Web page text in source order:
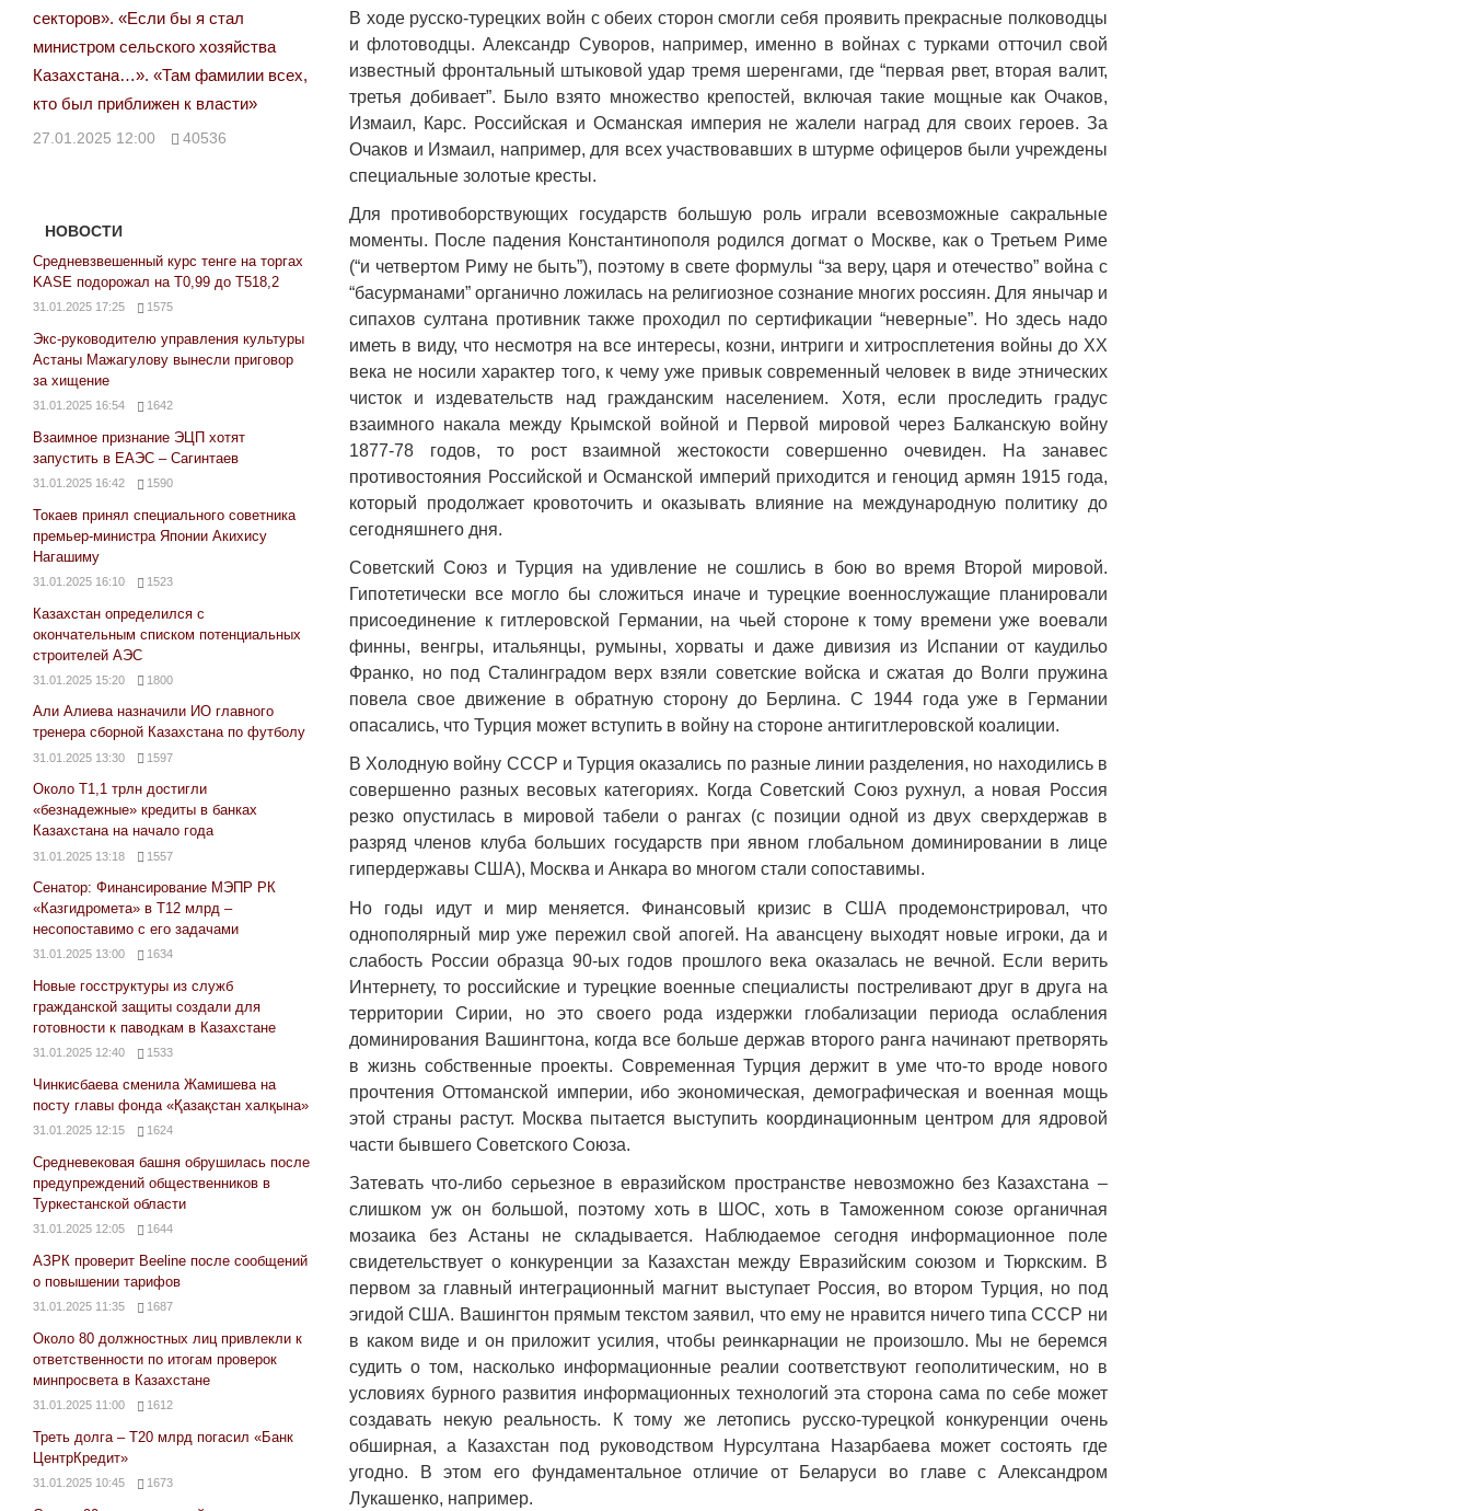
В ходе русско-турецких войн с обеих сторон смогли себя проявить прекрасные полководцы
и флотоводцы. Александр Суворов, например, именно в войнах с турками отточил свой
известный фронтальный штыковой удар тремя шеренгами, где “первая рвет, вторая валит,
третья добивает”. Было взято множество крепостей, включая такие мощные как Очаков,
Измаил, Карс. Российская и Османская империя не жалели наград для своих героев. За
Очаков и Измаил, например, для всех участвовавших в штурме офицеров были учреждены
специальные золотые кресты.
Для противоборствующих государств большую роль играли всевозможные сакральные
моменты. После падения Константинополя родился догмат о Москве, как о Третьем Риме
(“и четвертом Риму не быть”), поэтому в свете формулы “за веру, царя и отечество” война с
“басурманами” органично ложилась на религиозное сознание многих россиян. Для янычар и
сипахов султана противник также проходил по сертификации “неверные”. Но здесь надо
иметь в виду, что несмотря на все интересы, козни, интриги и хитросплетения войны до XX
века не носили характер того, к чему уже привык современный человек в виде этнических
чисток и издевательств над гражданским населением. Хотя, если проследить градус
взаимного накала между Крымской войной и Первой мировой через Балканскую войну
1877-78 годов, то рост взаимной жестокости совершенно очевиден. На занавес
противостояния Российской и Османской империй приходится и геноцид армян 1915 года,
который продолжает кровоточить и оказывать влияние на международную политику до
сегодняшнего дня.
Советский Союз и Турция на удивление не сошлись в бою во время Второй мировой.
Гипотетически все могло бы сложиться иначе и турецкие военнослужащие планировали
присоединение к гитлеровской Германии, на чьей стороне к тому времени уже воевали
финны, венгры, итальянцы, румыны, хорваты и даже дивизия из Испании от каудильо
Франко, но под Сталинградом верх взяли советские войска и сжатая до Волги пружина
повела свое движение в обратную сторону до Берлина. С 1944 года уже в Германии
опасались, что Турция может вступить в войну на стороне антигитлеровской коалиции.
В Холодную войну СССР и Турция оказались по разные линии разделения, но находились в
совершенно разных весовых категориях. Когда Советский Союз рухнул, а новая Россия
резко опустилась в мировой табели о рангах (с позиции одной из двух сверхдержав в
разряд членов клуба больших государств при явном глобальном доминировании в лице
гипердержавы США), Москва и Анкара во многом стали сопоставимы.
Но годы идут и мир меняется. Финансовый кризис в США продемонстрировал, что
однополярный мир уже пережил свой апогей. На авансцену выходят новые игроки, да и
слабость России образца 90-ых годов прошлого века оказалась не вечной. Если верить
Интернету, то российские и турецкие военные специалисты постреливают друг в друга на
территории Сирии, но это своего рода издержки глобализации периода ослабления
доминирования Вашингтона, когда все больше держав второго ранга начинают претворять
в жизнь собственные проекты. Современная Турция держит в уме что-то вроде нового
прочтения Оттоманской империи, ибо экономическая, демографическая и военная мощь
этой страны растут. Москва пытается выступить координационным центром для ядровой
части бывшего Советского Союза.
Затевать что-либо серьезное в евразийском пространстве невозможно без Казахстана –
слишком уж он большой, поэтому хоть в ШОС, хоть в Таможенном союзе органичная
мозаика без Астаны не складывается. Наблюдаемое сегодня информационное поле
свидетельствует о конкуренции за Казахстан между Евразийским союзом и Тюркским. В
первом за главный интеграционный магнит выступает Россия, во втором Турция, но под
эгидой США. Вашингтон прямым текстом заявил, что ему не нравится ничего типа СССР ни
в каком виде и он приложит усилия, чтобы реинкарнации не произошло. Мы не беремся
судить о том, насколько информационные реалии соответствуют геополитическим, но в
условиях бурного развития информационных технологий эта сторона сама по себе может
создавать некую реальность. К тому же летопись русско-турецкой конкуренции очень
обширная, а Казахстан под руководством Нурсултана Назарбаева может состоять где
угодно. В этом его фундаментальное отличие от Беларуси во главе с Александром
Лукашенко, например.
секторов». «Если бы я стал
министром сельского хозяйства
Казахстана…». «Там фамилии всех,
кто был приближен к власти»
27.01.2025 12:00 40536
НОВОСТИ
Средневзвешенный курс тенге на торгах
KASE подорожал на Т0,99 до Т518,2
31.01.2025 17:25 1575
Экс-руководителю управления культуры
Астаны Мажагулову вынесли приговор
за хищение
31.01.2025 16:54 1642
Взаимное признание ЭЦП хотят
запустить в ЕАЭС – Сагинтаев
31.01.2025 16:42 1590
Токаев принял специального советника
премьер-министра Японии Акихису
Нагашиму
31.01.2025 16:10 1523
Казахстан определился с
окончательным списком потенциальных
строителей АЭС
31.01.2025 15:20 1800
Али Алиева назначили ИО главного
тренера сборной Казахстана по футболу
31.01.2025 13:30 1597
Около Т1,1 трлн достигли
«безнадежные» кредиты в банках
Казахстана на начало года
31.01.2025 13:18 1557
Сенатор: Финансирование МЭПР РК
«Казгидромета» в Т12 млрд –
несопоставимо с его задачами
31.01.2025 13:00 1634
Новые госструктуры из служб
гражданской защиты создали для
готовности к паводкам в Казахстане
31.01.2025 12:40 1533
Чинкисбаева сменила Жамишева на
посту главы фонда «Қазақстан халқына»
31.01.2025 12:15 1624
Средневековая башня обрушилась после
предупреждений общественников в
Туркестанской области
31.01.2025 12:05 1644
АЗРК проверит Beeline после сообщений
о повышении тарифов
31.01.2025 11:35 1687
Около 80 должностных лиц привлекли к
ответственности по итогам проверок
минпросвета в Казахстане
31.01.2025 11:00 1612
Треть долга – Т20 млрд погасил «Банк
ЦентрКредит»
31.01.2025 10:45 1673